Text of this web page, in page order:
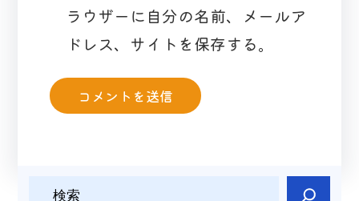
ラウザーに自分の名前、メールア
ドレス、サイトを保存する。